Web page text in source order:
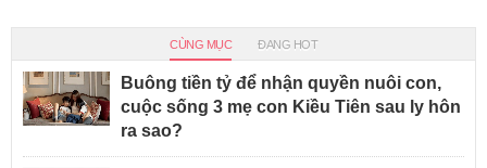
CÙNG MỤC ĐANG HOT
Buông tiền tỷ để nhận quyền nuôi con,
cuộc sống 3 mẹ con Kiều Tiên sau ly hôn
ra sao?